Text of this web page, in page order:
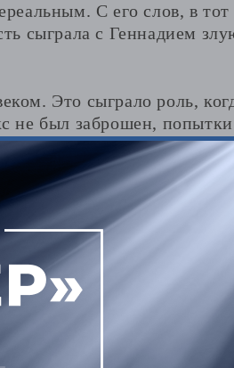
С его слов, в тот
сыграла с Геннадием
Это сыграло роль,
не был заброшен, попытки
– или выводился остаток
или превращения
в очередной раз копался в
ТС Снайпер.